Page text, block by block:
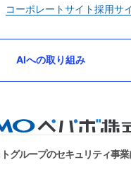
コーポレートサイト採用サ
AIへの取り組み
グループのセキュリティ事